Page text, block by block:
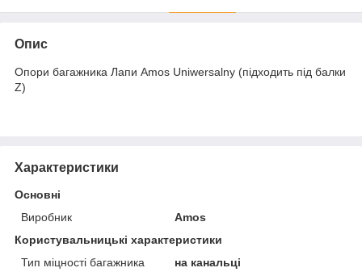
Опис
Опори багажника Лапи Amos Uniwersalny (підходить під балки
Z)
Характеристики
Основні
Виробник
Amos
Користувальницькі характеристики
Тип міцності багажника
на канальці